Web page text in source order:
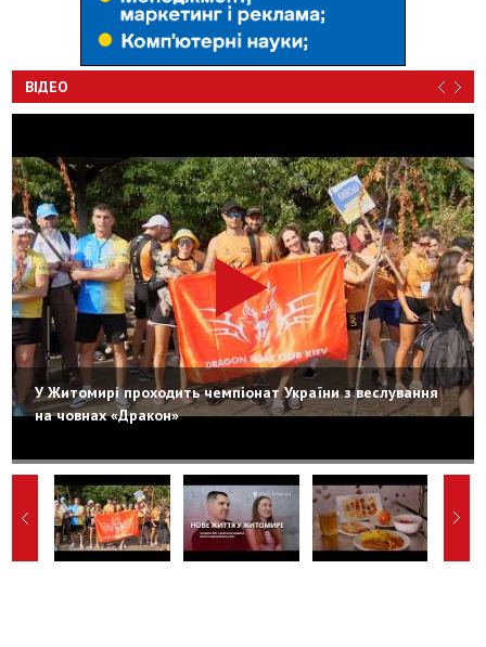
ВІДЕО
У Житомирі проходить чемпіонат України з веслування
на човнах «Дракон»